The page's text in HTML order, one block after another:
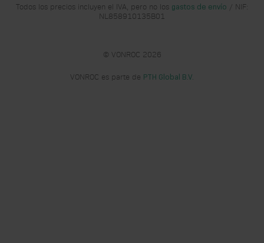
Todos los precios incluyen el IVA, pero no los gastos de envío / NIF:
NL858910135B01
© VONROC 2026
VONROC es parte de PTH Global B.V.